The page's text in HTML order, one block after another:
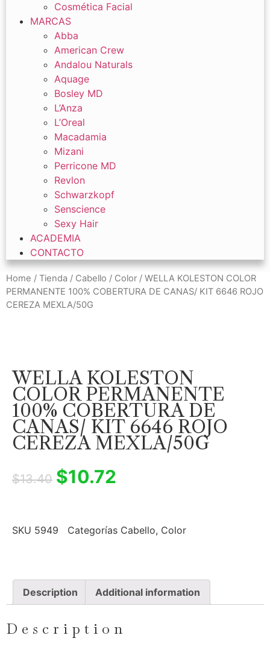
Cosmética Facial
MARCAS
Abba
American Crew
Andalou Naturals
Aquage
Bosley MD
L’Anza
L’Oreal
Macadamia
Mizani
Perricone MD
Revlon
Schwarzkopf
Senscience
Sexy Hair
ACADEMIA
CONTACTO
Home / Tienda / Cabello / Color / WELLA KOLESTON COLOR
PERMANENTE 100% COBERTURA DE CANAS/ KIT 6646 ROJO
CEREZA MEXLA/50G
WELLA KOLESTON
COLOR PERMANENTE
100% COBERTURA DE
CANAS/ KIT 6646 ROJO
CEREZA MEXLA/50G
$13.40 $10.72
SKU 5949 Categorías Cabello, Color
Description Additional information
Description